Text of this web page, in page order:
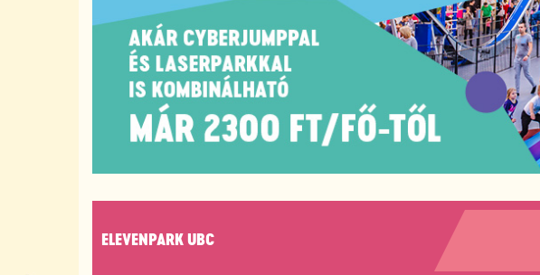
ELEVENPARK UBC